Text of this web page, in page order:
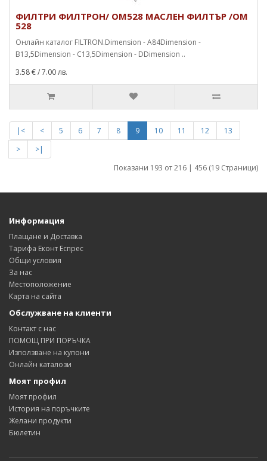
ФИЛТРИ ФИЛТРОН/ OM528 МАСЛЕН ФИЛТЪР /OM
528
Онлайн каталог FILTRON.Dimension - A84Dimension -
B13,5Dimension - C13,5Dimension - DDimension ..
3.58 €/ 7.00 лв.
|< < 5 6 7 8 9 10 11 12
13
>
>|
Показани 193 от 216 | 456 (19 Страници)
Информация
Плащане и Доставка
Тарифа Еконт Еспрес
Общи условия
За нас
Местоположение
Карта на сайта
Обслужване на клиенти
Контакт с нас
ПОМОЩ ПРИ ПОРЪЧКА
Използване на купони
Онлайн каталози
Моят профил
Моят профил
История на поръчките
Желани продукти
Бюлетин